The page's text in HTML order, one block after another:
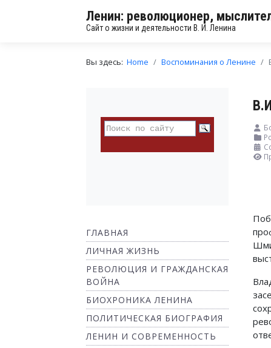
Ленин: революционер,
Сайт о жизни и деятельности В. И. Ленина
Вы здесь: Home Воспоминания о Ленине
ГЛАВНАЯ
ЛИЧНАЯ ЖИЗНЬ
РЕВОЛЮЦИЯ И ГРАЖДАНСКАЯ
ВОЙНА
БИОХРОНИКА ЛЕНИНА
ПОЛИТИЧЕСКАЯ БИОГРАФИЯ
ЛЕНИН И СОВРЕМЕННОСТЬ